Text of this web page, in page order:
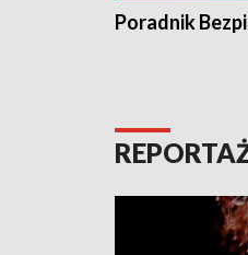
Poradnik